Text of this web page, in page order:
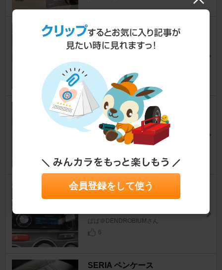
OTTOCAST OTTOCAST MINI
Cube 3.0
sanma_gtiさん
5
シトロエン(純正) ラゲッジマッ
ト（バンパーカバー付き）
C4
たか＋＋さん
PIONEER / carrozzeria carrozz
eria DEH-P640
ぱぱ＠DENDROBIUMさん
6
SERIA ペンケース
会員登録をして使う